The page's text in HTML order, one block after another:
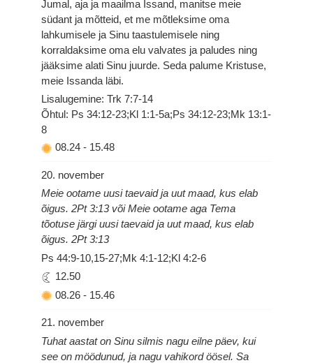
Jumal, aja ja maailma Issand, manitse meie
südant ja mõtteid, et me mõtleksime oma
lahkumisele ja Sinu taastulemisele ning
korraldaksime oma elu valvates ja paludes ning
jääksime alati Sinu juurde. Seda palume Kristuse,
meie Issanda läbi.
Lisalugemine: Trk 7:7-14
Õhtul: Ps 34:12-23;Kl 1:1-5a;Ps 34:12-23;Mk 13:1-
8
08.24 - 15.48
20. november
Meie ootame uusi taevaid ja uut maad, kus elab
õigus. 2Pt 3:13 või Meie ootame aga Tema
tõotuse järgi uusi taevaid ja uut maad, kus elab
õigus. 2Pt 3:13
Ps 44:9-10,15-27;Mk 4:1-12;Kl 4:2-6
12.50
08.26 - 15.46
21. november
Tuhat aastat on Sinu silmis nagu eilne päev, kui
see on möödunud, ja nagu vahikord öösel. Sa